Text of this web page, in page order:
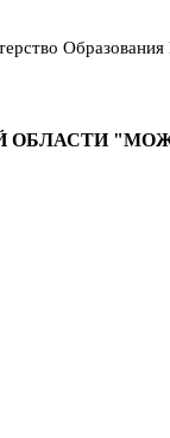
Образования
ОБЛАСТИ